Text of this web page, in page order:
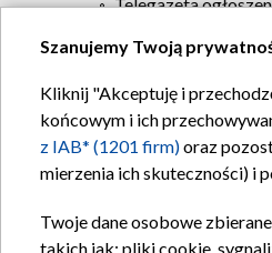
Szanujemy Twoją
Kliknij "Akceptuję i
końcowym i ich
z IAB* (1201 firm)oraz
mierzenia ich skuteczności) i
Twoje dane osobowe
takich jak: pliki cookie,